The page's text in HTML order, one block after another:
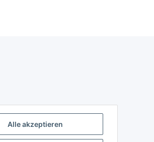
Alle akzeptieren